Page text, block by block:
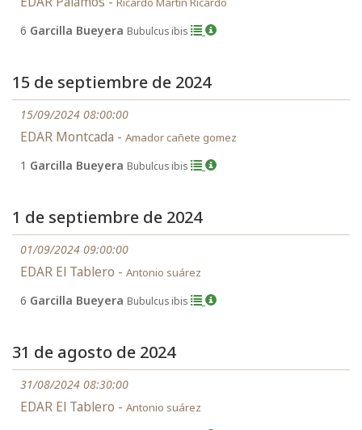
6 Garcilla Bueyera Bubulcus ibis
15 de septiembre de 2024
15/09/2024 08:00:00
EDAR Montcada - Amador cañete gomez
1 Garcilla Bueyera Bubulcus ibis
1 de septiembre de 2024
01/09/2024 09:00:00
EDAR El Tablero - Antonio suárez
6 Garcilla Bueyera Bubulcus ibis
31 de agosto de 2024
31/08/2024 08:30:00
EDAR El Tablero - Antonio suárez